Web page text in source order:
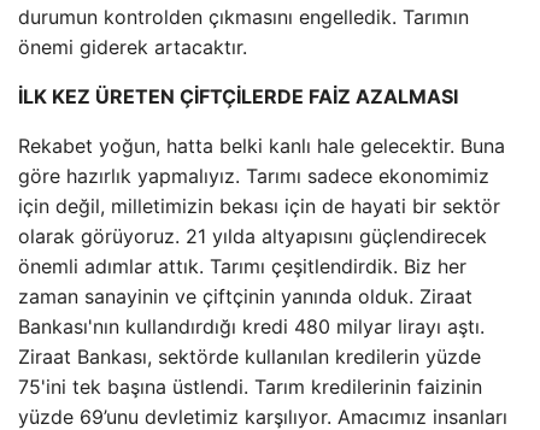
durumun kontrolden çıkmasını engelledik. Tarımın
önemi giderek artacaktır.
İLK KEZ ÜRETEN ÇİFTÇİLERDE FAİZ AZALMASI
Rekabet yoğun, hatta belki kanlı hale gelecektir. Buna
göre hazırlık yapmalıyız. Tarımı sadece ekonomimiz
için değil, milletimizin bekası için de hayati bir sektör
olarak görüyoruz. 21 yılda altyapısını güçlendirecek
önemli adımlar attık. Tarımı çeşitlendirdik. Biz her
zaman sanayinin ve çiftçinin yanında olduk. Ziraat
Bankası'nın kullandırdığı kredi 480 milyar lirayı aştı.
Ziraat Bankası, sektörde kullanılan kredilerin yüzde
75'ini tek başına üstlendi. Tarım kredilerinin faizinin
yüzde 69’unu devletimiz karşılıyor. Amacımız insanları